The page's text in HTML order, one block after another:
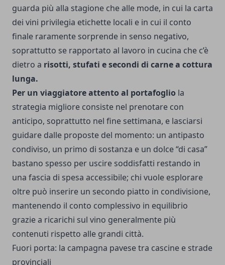
guarda più alla stagione che alle mode, in cui la carta
dei vini privilegia etichette locali e in cui il conto
finale raramente sorprende in senso negativo,
soprattutto se rapportato al lavoro in cucina che c’è
dietro a risotti, stufati e secondi di carne a cottura
lunga.
Per un viaggiatore attento al portafoglio la
strategia migliore consiste nel prenotare con
anticipo, soprattutto nel fine settimana, e lasciarsi
guidare dalle proposte del momento: un antipasto
condiviso, un primo di sostanza e un dolce “di casa”
bastano spesso per uscire soddisfatti restando in
una fascia di spesa accessibile; chi vuole esplorare
oltre può inserire un secondo piatto in condivisione,
mantenendo il conto complessivo in equilibrio
grazie a ricarichi sul vino generalmente più
contenuti rispetto alle grandi città.
Fuori porta: la campagna pavese tra cascine e strade
provinciali